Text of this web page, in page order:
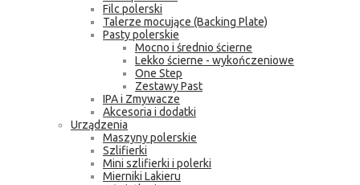
Filc polerski
Talerze mocujące (Backing Plate)
Pasty polerskie
Mocno i średnio ścierne
Lekko ścierne - wykończeniowe
One Step
Zestawy Past
IPA i Zmywacze
Akcesoria i dodatki
Urządzenia
Maszyny polerskie
Szlifierki
Mini szlifierki i polerki
Mierniki Lakieru